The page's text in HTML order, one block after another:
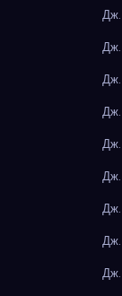
Дж.
Дж.
Дж.
Дж.
Дж.
Дж.
Дж.
Дж.
Дж.